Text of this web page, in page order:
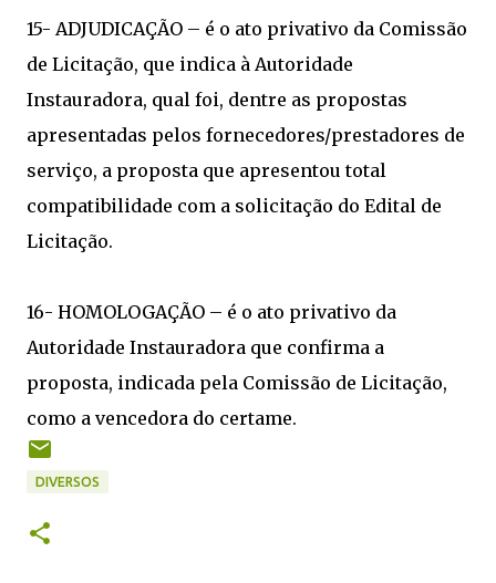
15- ADJUDICAÇÃO – é o ato privativo da Comissão
de Licitação, que indica à Autoridade
Instauradora, qual foi, dentre as propostas
apresentadas pelos fornecedores/prestadores de
serviço, a proposta que apresentou total
compatibilidade com a solicitação do Edital de
Licitação.
16- HOMOLOGAÇÃO – é o ato privativo da
Autoridade Instauradora que confirma a
proposta, indicada pela Comissão de Licitação,
como a vencedora do certame.
DIVERSOS